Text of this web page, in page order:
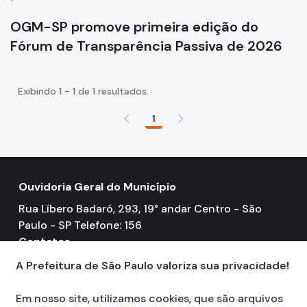
Programa de Acreditação, Integridade e Qualidade da
Rede de Ouvidorias SUS
Edital de Seleção Simplificada nº 01/2026 para o Comitê
OGM-SP promove primeira edição do
Fórum de Transparência Passiva de 2026
Exibindo 1 - 1 de 1 resultados.
1
Ouvidoria Geral do Município
Rua Líbero Badaró, 293, 19° andar Centro - São
Paulo - SP Telefone: 156
Contatos
mail Atendimento eletrônico
A Prefeitura de São Paulo valoriza sua privacidade!
Em nosso site, utilizamos cookies, que são arquivos